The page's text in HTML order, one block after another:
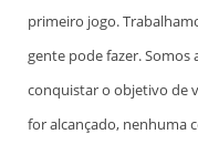
primeiro jogo.
gente pode fazer. Somos
conquistar o objetivo de
for alcançado, nenhuma